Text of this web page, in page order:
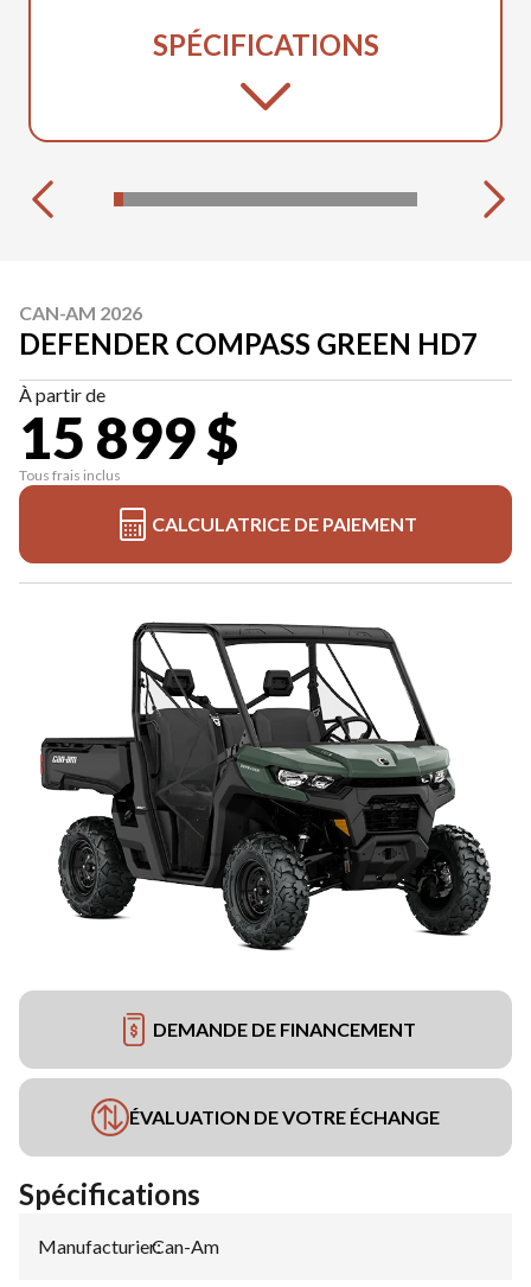
SPÉCIFICATIONS
CAN-AM 2026
DEFENDER COMPASS GREEN HD7
À partir de
15 899 $
Tous frais inclus
CALCULATRICE DE PAIEMENT
DEMANDE DE FINANCEMENT
ÉVALUATION DE VOTRE ÉCHANGE
Spécifications
Manufacturier:
Can-Am